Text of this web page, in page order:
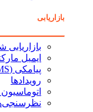
بازاریابی
ایمیل
پیامکی (SMS مارکتینگ)
رویدادها
اتوماسیون